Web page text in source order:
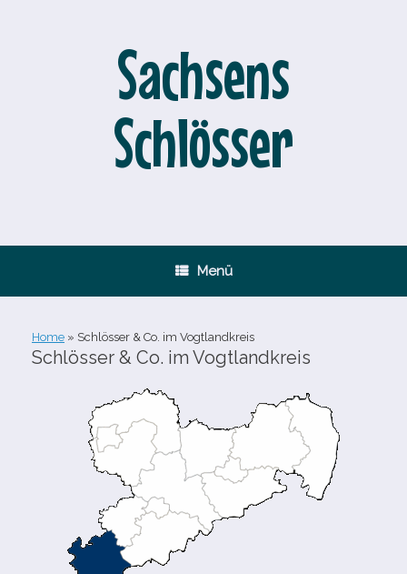
Sachsens
Schlösser
Menü
Home » Schlösser & Co. im Vogtlandkreis
Schlösser & Co. im Vogtlandkreis